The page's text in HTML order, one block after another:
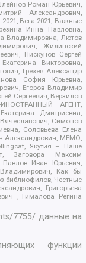
Роман Юрьевич,
Александрович,
Вега 2021, Важные
Инна Павловна,
Владимировна, Лютов
Жилинский
Пискунов Сергей
Викторовна,
Грезев Александр
София Юрьевна,
Егоров Владимир
Сергеевич, Верзилов
АГЕНТ,
Дмитриевна,
Симонов
Соловьева Елена
Александрович, МЕМО,
Якутия – Наше
Заговора Максим
Павлов Иван Юрьевич,
Как бы
библиофилов, Честные
Григорьева
, Гималова Регина
7755/ данные на
функции